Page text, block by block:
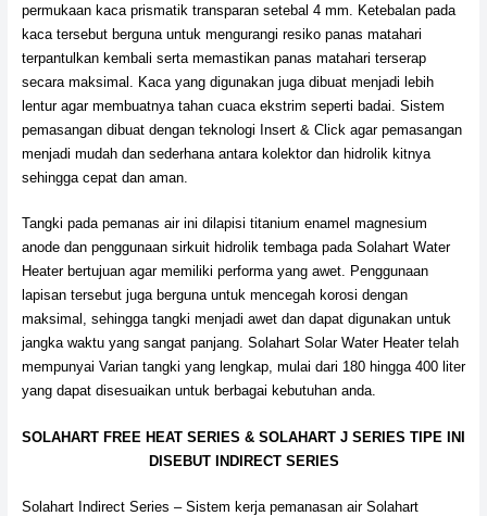
permukaan kaca prismatik transparan setebal 4 mm. Ketebalan pada
kaca tersebut berguna untuk mengurangi resiko panas matahari
terpantulkan kembali serta memastikan panas matahari terserap
secara maksimal. Kaca yang digunakan juga dibuat menjadi lebih
lentur agar membuatnya tahan cuaca ekstrim seperti badai. Sistem
pemasangan dibuat dengan teknologi Insert & Click agar pemasangan
menjadi mudah dan sederhana antara kolektor dan hidrolik kitnya
sehingga cepat dan aman.
Tangki pada pemanas air ini dilapisi titanium enamel magnesium
anode dan penggunaan sirkuit hidrolik tembaga pada Solahart Water
Heater bertujuan agar memiliki performa yang awet. Penggunaan
lapisan tersebut juga berguna untuk mencegah korosi dengan
maksimal, sehingga tangki menjadi awet dan dapat digunakan untuk
jangka waktu yang sangat panjang. Solahart Solar Water Heater telah
mempunyai Varian tangki yang lengkap, mulai dari 180 hingga 400 liter
yang dapat disesuaikan untuk berbagai kebutuhan anda.
SOLAHART FREE HEAT SERIES & SOLAHART J SERIES TIPE INI
DISEBUT INDIRECT SERIES
Solahart Indirect Series – Sistem kerja pemanasan air Solahart